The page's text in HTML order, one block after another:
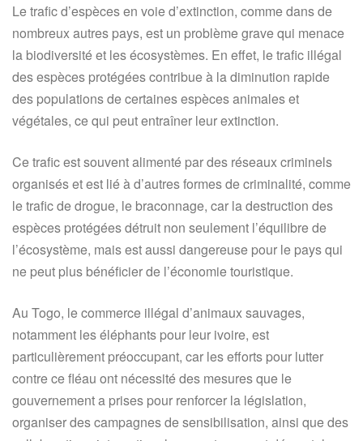
Le trafic d’espèces en voie d’extinction, comme dans de
nombreux autres pays, est un problème grave qui menace
la biodiversité et les écosystèmes. En effet, le trafic illégal
des espèces protégées contribue à la diminution rapide
des populations de certaines espèces animales et
végétales, ce qui peut entraîner leur extinction.
Ce trafic est souvent alimenté par des réseaux criminels
organisés et est lié à d’autres formes de criminalité, comme
le trafic de drogue, le braconnage, car la destruction des
espèces protégées détruit non seulement l’équilibre de
l’écosystème, mais est aussi dangereuse pour le pays qui
ne peut plus bénéficier de l’économie touristique.
Au Togo, le commerce illégal d’animaux sauvages,
notamment les éléphants pour leur ivoire, est
particulièrement préoccupant, car les efforts pour lutter
contre ce fléau ont nécessité des mesures que le
gouvernement a prises pour renforcer la législation,
organiser des campagnes de sensibilisation, ainsi que des